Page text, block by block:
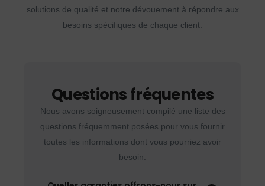
solutions de qualité et notre dévouement à répondre aux
besoins spécifiques de chaque client.
Questions fréquentes
Nous avons soigneusement compilé une liste des
questions fréquemment posées pour vous fournir
toutes les informations dont vous pourriez avoir
besoin.